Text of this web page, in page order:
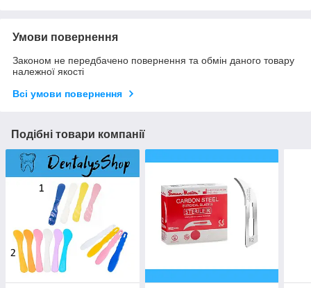
Умови повернення
Законом не передбачено повернення та обмін даного товару
належної якості
Всі умови повернення
Подібні товари компанії